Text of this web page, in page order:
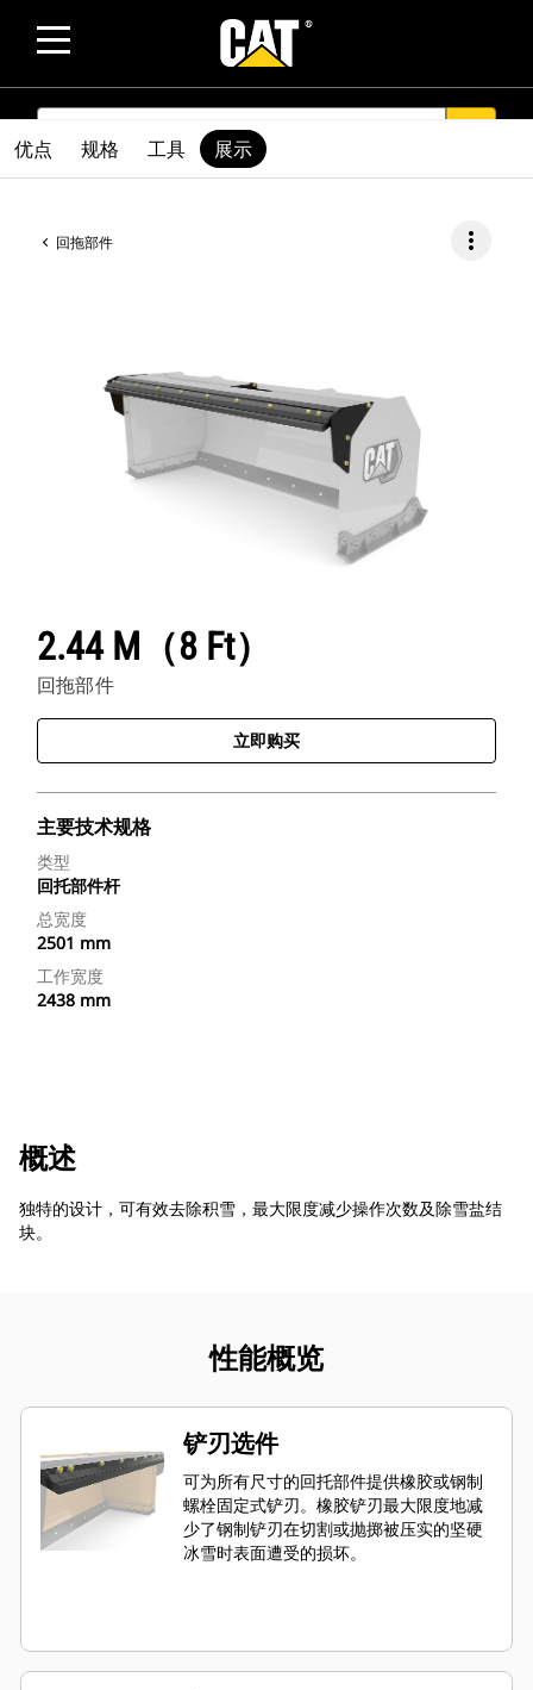
SEARCH
回拖部件 more_vert
2.44 M（8 Ft）
回拖部件
立即购买
主要技术规格
类型
回托部件杆
总宽度
2501 mm
工作宽度
2438 mm
优点 规格 工具 展示
概述
独特的设计，可有效去除积雪，最大限度减少操作次数及除雪盐结
块。
性能概览
铲刃选件
可为所有尺寸的回托部件提供橡胶或钢制
螺栓固定式铲刃。橡胶铲刃最大限度地减
少了钢制铲刃在切割或抛掷被压实的坚硬
冰雪时表面遭受的损坏。